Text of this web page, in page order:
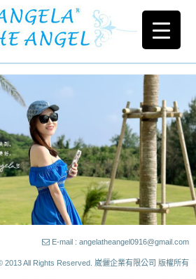
E-mail : angelatheangel0916@gmail.com
2013 All Rights Reserved. 崴儷企業有限公司 版權所有